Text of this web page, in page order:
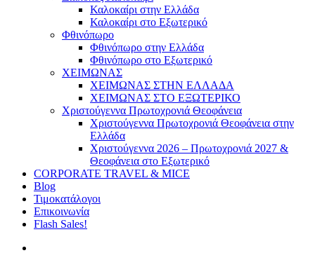
Καλοκαίρι στην Ελλάδα
Καλοκαίρι στο Εξωτερικό
Φθινόπωρο
Φθινόπωρο στην Ελλάδα
Φθινόπωρο στο Εξωτερικό
ΧΕΙΜΩΝΑΣ
ΧΕΙΜΩΝΑΣ ΣΤΗΝ ΕΛΛΑΔΑ
ΧΕΙΜΩΝΑΣ ΣΤΟ ΕΞΩΤΕΡΙΚΟ
Χριστούγεννα Πρωτοχρονιά Θεοφάνεια
Χριστούγεννα Πρωτοχρονιά Θεοφάνεια στην
Ελλάδα
Χριστούγεννα 2026 – Πρωτοχρονιά 2027 &
Θεοφάνεια στο Εξωτερικό
CORPORATE TRAVEL & MICE
Blog
Τιμοκατάλογοι
Επικοινωνία
Flash Sales!